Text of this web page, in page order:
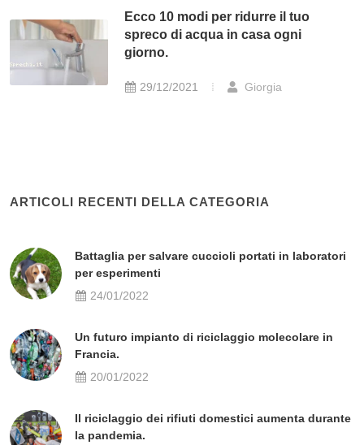
Ecco 10 modi per ridurre il tuo
spreco di acqua in casa ogni
giorno.
29/12/2021 Giorgia
ARTICOLI RECENTI DELLA CATEGORIA
Battaglia per salvare cuccioli portati in laboratori
per esperimenti
24/01/2022
Un futuro impianto di riciclaggio molecolare in
Francia.
20/01/2022
Il riciclaggio dei rifiuti domestici aumenta durante
la pandemia.